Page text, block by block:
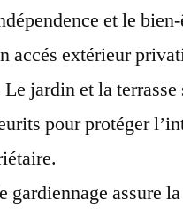
et le
accés extérieur
jardin et la terrasse
pour protéger
gardiennage assure